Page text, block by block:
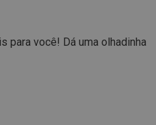
para você! Dá uma olhadinha